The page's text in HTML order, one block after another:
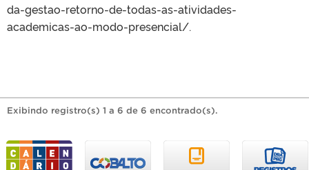
da-gestao-retorno-de-todas-as-atividades-
academicas-ao-modo-presencial/.
Exibindo registro(s) 1 a 6 de 6 encontrado(s).